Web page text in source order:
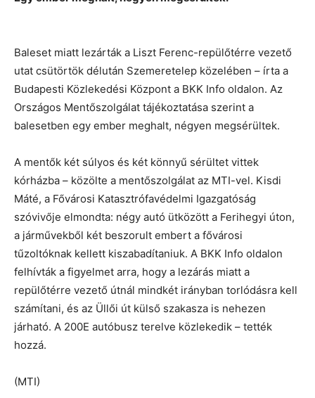
Baleset miatt lezárták a Liszt Ferenc-repülőtérre vezető
utat csütörtök délután Szemeretelep közelében – írta a
Budapesti Közlekedési Központ a BKK Info oldalon. Az
Országos Mentőszolgálat tájékoztatása szerint a
balesetben egy ember meghalt, négyen megsérültek.
A mentők két súlyos és két könnyű sérültet vittek
kórházba – közölte a mentőszolgálat az MTI-vel. Kisdi
Máté, a Fővárosi Katasztrófavédelmi Igazgatóság
szóvivője elmondta: négy autó ütközött a Ferihegyi úton,
a járművekből két beszorult embert a fővárosi
tűzoltóknak kellett kiszabadítaniuk. A BKK Info oldalon
felhívták a figyelmet arra, hogy a lezárás miatt a
repülőtérre vezető útnál mindkét irányban torlódásra kell
számítani, és az Üllői út külső szakasza is nehezen
járható. A 200E autóbusz terelve közlekedik – tették
hozzá.
(MTI)